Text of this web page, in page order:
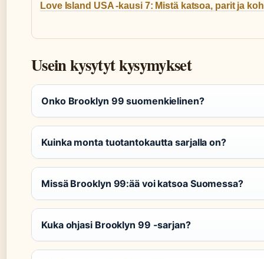
Love Island USA -kausi 7: Mistä katsoa, parit ja
Usein kysytyt kysymykset
Onko Brooklyn 99 suomenkielinen?
Kuinka monta tuotantokautta sarjalla on?
Missä Brooklyn 99:ää voi katsoa Suomessa?
Kuka ohjasi Brooklyn 99 -sarjan?